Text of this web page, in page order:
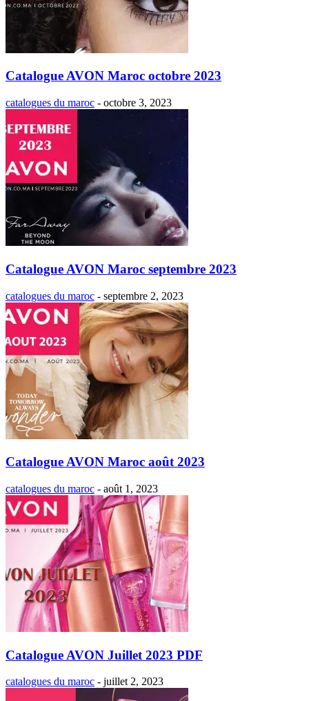
Catalogue AVON Maroc octobre 2023
catalogues du maroc - octobre 3, 2023
Catalogue AVON Maroc septembre 2023
catalogues du maroc - septembre 2, 2023
Catalogue AVON Maroc août 2023
catalogues du maroc - août 1, 2023
Catalogue AVON Juillet 2023 PDF
catalogues du maroc - juillet 2, 2023